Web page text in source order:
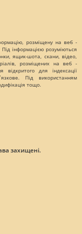
розміщену на веб -
інформацією розуміються
ящик-шота, скани, відео,
розміщених на веб -
відкритого для індексації
Під використанням
тощо.
захищені.